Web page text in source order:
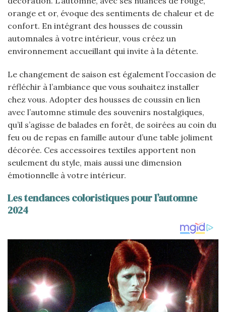
orange et or, évoque des sentiments de chaleur et de
confort. En intégrant des housses de coussin
automnales à votre intérieur, vous créez un
environnement accueillant qui invite à la détente.
Le changement de saison est également l’occasion de
réfléchir à l’ambiance que vous souhaitez installer
chez vous. Adopter des housses de coussin en lien
avec l’automne stimule des souvenirs nostalgiques,
qu’il s’agisse de balades en forêt, de soirées au coin du
feu ou de repas en famille autour d’une table joliment
décorée. Ces accessoires textiles apportent non
seulement du style, mais aussi une dimension
émotionnelle à votre intérieur.
Les tendances coloristiques pour l’automne
2024